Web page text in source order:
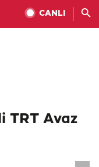
CANLI
TRT Avaz